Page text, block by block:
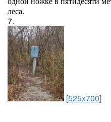
леса.
7.
[525x700]